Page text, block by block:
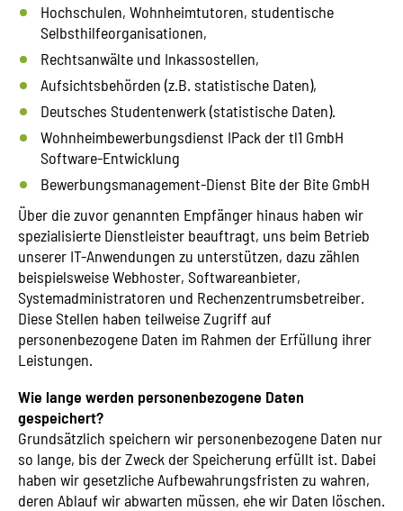
Hochschulen, Wohnheimtutoren, studentische
Selbsthilfeorganisationen,
Rechtsanwälte und Inkassostellen,
Aufsichtsbehörden (z.B. statistische Daten),
Deutsches Studentenwerk (statistische Daten).
Wohnheimbewerbungsdienst IPack der tl1 GmbH
Software-Entwicklung
Bewerbungsmanagement-Dienst Bite der Bite GmbH
Über die zuvor genannten Empfänger hinaus haben wir
spezialisierte Dienstleister beauftragt, uns beim Betrieb
unserer IT-Anwendungen zu unterstützen, dazu zählen
beispielsweise Webhoster, Softwareanbieter,
Systemadministratoren und Rechenzentrumsbetreiber.
Diese Stellen haben teilweise Zugriff auf
personenbezogene Daten im Rahmen der Erfüllung ihrer
Leistungen.
Wie lange werden personenbezogene Daten
gespeichert?
Grundsätzlich speichern wir personenbezogene Daten nur
so lange, bis der Zweck der Speicherung erfüllt ist. Dabei
haben wir gesetzliche Aufbewahrungsfristen zu wahren,
deren Ablauf wir abwarten müssen, ehe wir Daten löschen.